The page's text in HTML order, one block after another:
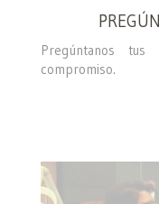
Pregúntanos
compromiso.